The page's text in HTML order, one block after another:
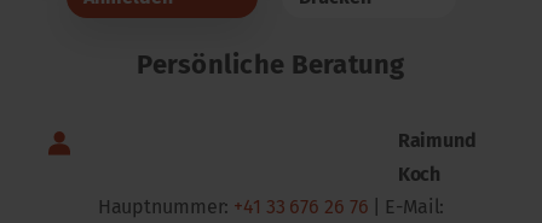
Persönliche Beratung
Raimund
Koch
Hauptnummer: +41 33 676 26 76 | E-Mail: